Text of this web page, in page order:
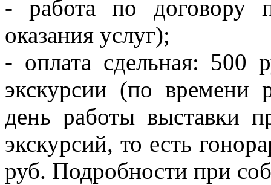
- работа по договору
оказания услуг);
- оплата сдельная: 500
экскурсии (по времени
день работы выставки
экскурсий, то есть
руб. Подробности при